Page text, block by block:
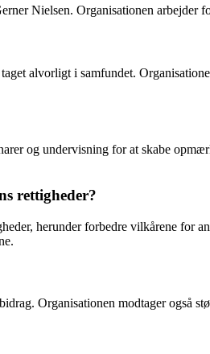
Nielsen. Organisationen arbejder
alvorligt i samfundet.
og undervisning for at skabe
rettigheder?
herunder forbedre vilkårene for
Organisationen modtager også